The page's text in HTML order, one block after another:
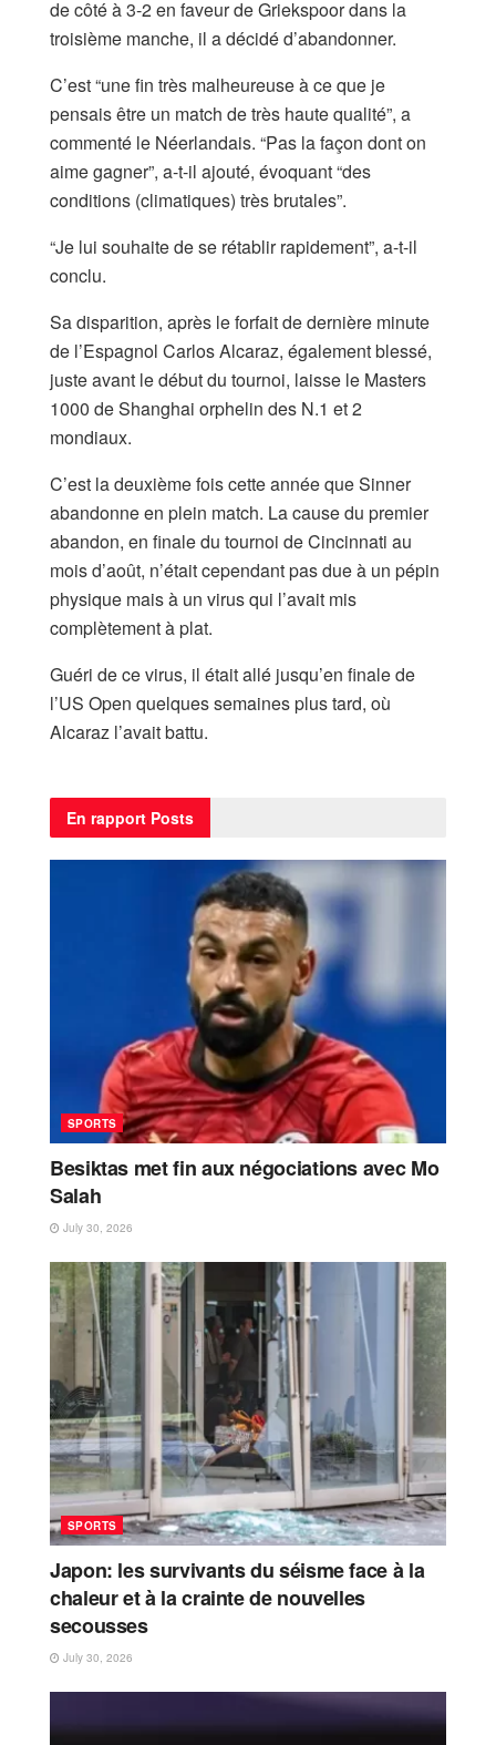
de côté à 3-2 en faveur de Griekspoor dans la
troisième manche, il a décidé d’abandonner.
C’est “une fin très malheureuse à ce que je
pensais être un match de très haute qualité”, a
commenté le Néerlandais. “Pas la façon dont on
aime gagner”, a-t-il ajouté, évoquant “des
conditions (climatiques) très brutales”.
“Je lui souhaite de se rétablir rapidement”, a-t-il
conclu.
Sa disparition, après le forfait de dernière minute
de l’Espagnol Carlos Alcaraz, également blessé,
juste avant le début du tournoi, laisse le Masters
1000 de Shanghai orphelin des N.1 et 2
mondiaux.
C’est la deuxième fois cette année que Sinner
abandonne en plein match. La cause du premier
abandon, en finale du tournoi de Cincinnati au
mois d’août, n’était cependant pas due à un pépin
physique mais à un virus qui l’avait mis
complètement à plat.
Guéri de ce virus, il était allé jusqu’en finale de
l’US Open quelques semaines plus tard, où
Alcaraz l’avait battu.
En rapport Posts
SPORTS
Besiktas met fin aux négociations avec Mo
Salah
July 30, 2026
SPORTS
Japon: les survivants du séisme face à la
chaleur et à la crainte de nouvelles
secousses
July 30, 2026